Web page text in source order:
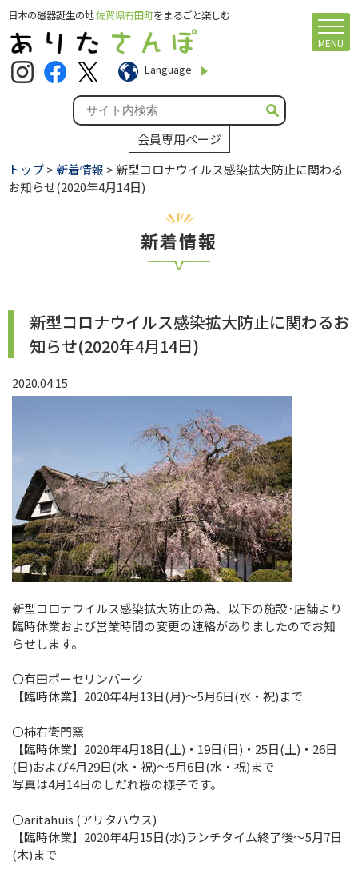
日本の磁器誕生の地佐賀県有田町をまるごと楽しむ
Language
会員専用ページ
トップ> 新着情報 > 新型コロナウイルス感染拡大防止に関わる
お知らせ(2020年4月14日)
新着情報
新型コロナウイルス感染拡大防止に関わるお
知らせ(2020年4月14日)
2020.04.15
新型コロナウイルス感染拡大防止の為、以下の施設･店舗より
臨時休業および営業時間の変更の連絡がありましたのでお知
らせします。
〇有田ポーセリンパーク
【臨時休業】2020年4月13日(月)～5月6日(水・祝)まで
〇柿右衛門窯
【臨時休業】2020年4月18日(土)・19日(日)・25日(土)・26日
(日)および4月29日(水・祝)～5月6日(水・祝)まで
写真は4月14日のしだれ桜の様子です。
〇aritahuis (アリタハウス)
【臨時休業】2020年4月15日(水)ランチタイム終了後～5月7日
(木)まで
MENU